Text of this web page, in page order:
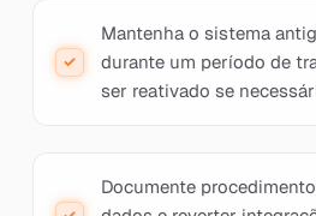
Mantenha o sistema
durante um período de
ser reativado se
Documente